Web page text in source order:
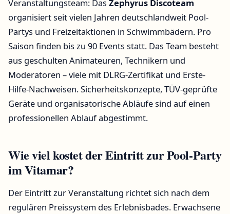
Veranstaltungsteam: Das Zephyrus Discoteam
organisiert seit vielen Jahren deutschlandweit Pool-
Partys und Freizeitaktionen in Schwimmbädern. Pro
Saison finden bis zu 90 Events statt. Das Team besteht
aus geschulten Animateuren, Technikern und
Moderatoren – viele mit DLRG-Zertifikat und Erste-
Hilfe-Nachweisen. Sicherheitskonzepte, TÜV-geprüfte
Geräte und organisatorische Abläufe sind auf einen
professionellen Ablauf abgestimmt.
Wie viel kostet der Eintritt zur Pool-Party
im Vitamar?
Der Eintritt zur Veranstaltung richtet sich nach dem
regulären Preissystem des Erlebnisbades. Erwachsene